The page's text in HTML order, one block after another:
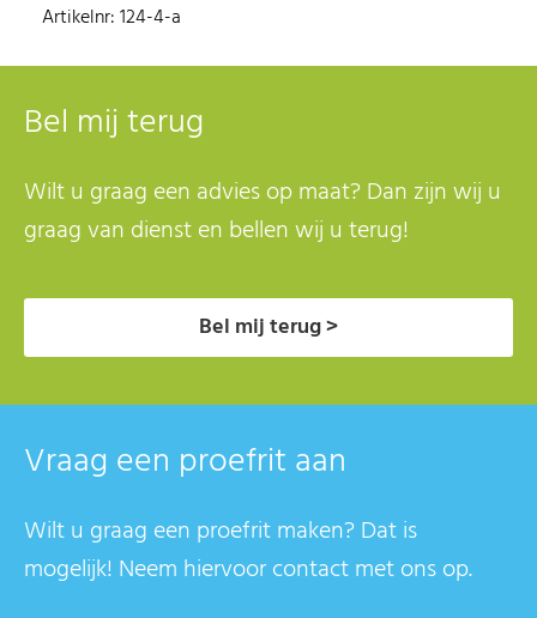
Artikelnr: 124-4-a
Bel mij terug
Wilt u graag een advies op maat? Dan zijn wij u
graag van dienst en bellen wij u terug!
Bel mij terug >
Vraag een proefrit aan
Wilt u graag een proefrit maken? Dat is
mogelijk! Neem hiervoor contact met ons op.